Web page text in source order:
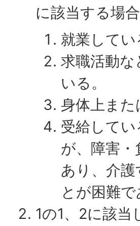
に該当する場合
就業してい
求職活動
いる。
身体上ま
受給して
が、障害
あり、介
とが困難で
1の1、2に該